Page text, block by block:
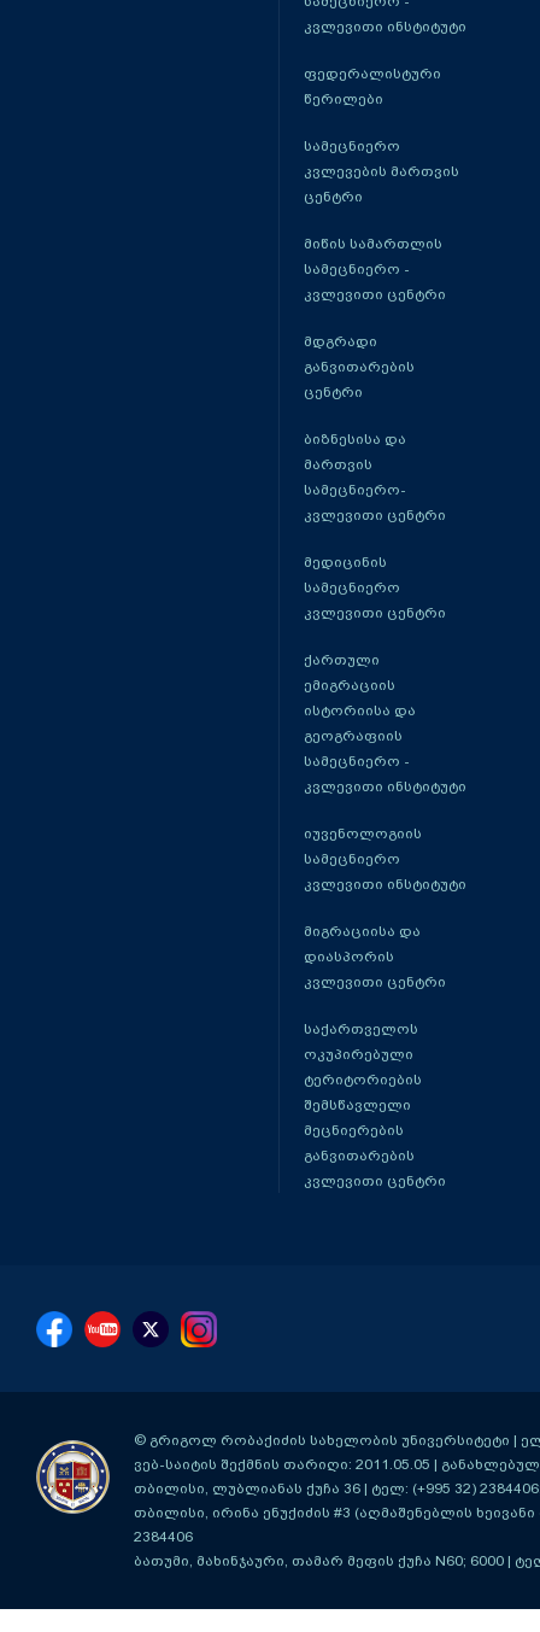
კვლევითი ინსტიტუტი
ფედერალისტური
წერილები
სამეცნიერო
კვლევების მართვის
ცენტრი
მიწის სამართლის
სამეცნიერო -
კვლევითი ცენტრი
მდგრადი
განვითარების
ცენტრი
ბიზნესისა და
მართვის
სამეცნიერო-
კვლევითი ცენტრი
მედიცინის
სამეცნიერო
კვლევითი ცენტრი
ქართული
ემიგრაციის
ისტორიისა და
გეოგრაფიის
სამეცნიერო -
კვლევითი ინსტიტუტი
იუვენოლოგიის
სამეცნიერო
კვლევითი ინსტიტუტი
მიგრაციისა და
დიასპორის
კვლევითი ცენტრი
საქართველოს
ოკუპირებული
ტერიტორიების
შემსწავლელი
მეცნიერების
განვითარების
კვლევითი ცენტრი
© გრიგოლ რობაქიძის სახელობის უნივერსიტეტი |
ვებ-საიტის შექმნის თარიღი: 2011.05.05 |
თბილისი, ლუბლიანას ქუჩა 36 | ტელ: (+995 32)
თბილისი, ირინა ენუქიძის #3 (აღმაშენებლის ხეივანი
2384406
ბათუმი, მახინჯაური, თამარ მეფის ქუჩა N60; 6000 |